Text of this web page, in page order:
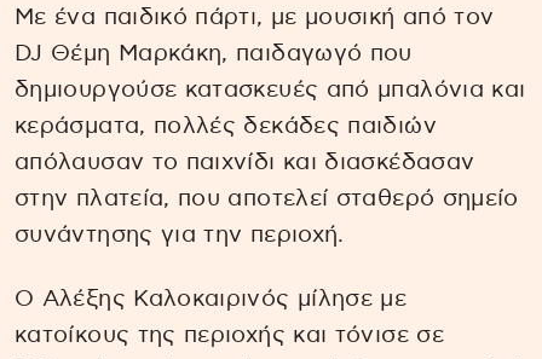
Με ένα παιδικό πάρτι, με μουσική από τον
DJ Θέμη Μαρκάκη, παιδαγωγό που
δημιουργούσε κατασκευές από μπαλόνια και
κεράσματα, πολλές δεκάδες παιδιών
απόλαυσαν το παιχνίδι και διασκέδασαν
στην πλατεία, που αποτελεί σταθερό σημείο
συνάντησης για την περιοχή.
Ο Αλέξης Καλοκαιρινός μίλησε με
κατοίκους της περιοχής και τόνισε σε